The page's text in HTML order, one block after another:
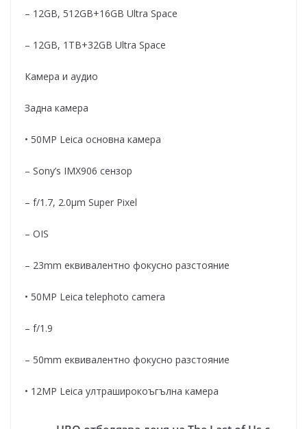
– 12GB, 512GB+16GB Ultra Space
– 12GB, 1TB+32GB Ultra Space
Камера и аудио
Задна камера
• 50MP Leica основна камера
– Sony’s IMX906 сензор
– f/1.7, 2.0μm Super Pixel
– OIS
– 23mm еквивалентно фокусно разстояние
• 50MP Leica telephoto camera
– f/1.9
– 50mm еквивалентно фокусно разстояние
• 12MP Leica ултраширокоъгълна камера